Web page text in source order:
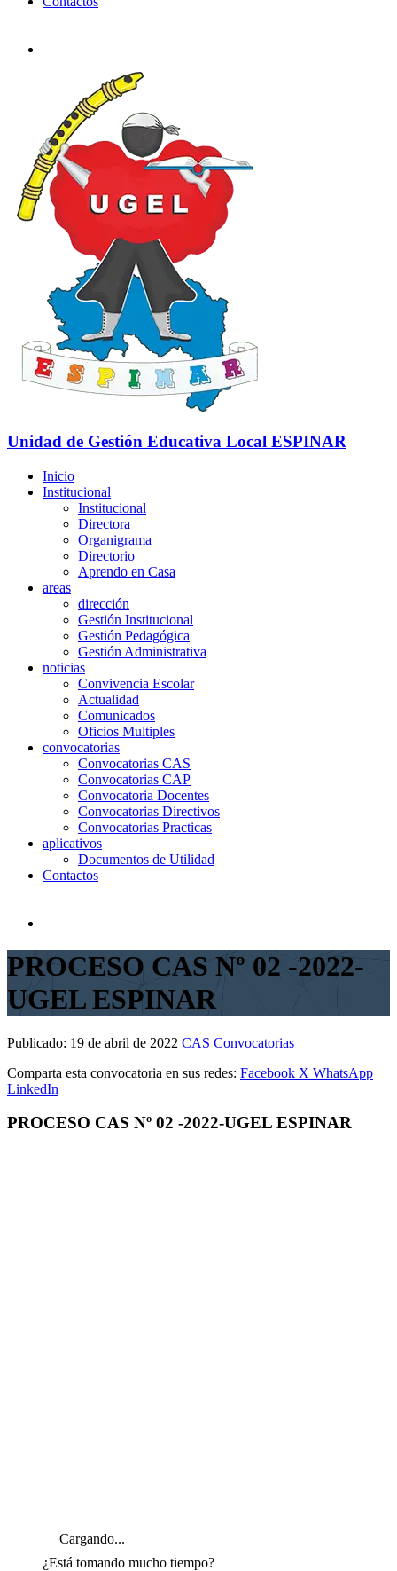
Unidad de Gestión Educativa Local ESPINAR
Inicio
Institucional
Institucional
Directora
Organigrama
Directorio
Aprendo en Casa
areas
dirección
Gestión Institucional
Gestión Pedagógica
Gestión Administrativa
noticias
Convivencia Escolar
Actualidad
Comunicados
Oficios Multiples
convocatorias
Convocatorias CAS
Convocatorias CAP
Convocatoria Docentes
Convocatorias Directivos
Convocatorias Practicas
aplicativos
Documentos de Utilidad
Contactos
PROCESO CAS Nº 02 -2022-
UGEL ESPINAR
Publicado: 19 de abril de 2022 CAS Convocatorias
Comparta esta convocatoria en sus redes: Facebook X WhatsApp
LinkedIn
PROCESO CAS Nº 02 -2022-UGEL ESPINAR
Cargando...
¿Está tomando mucho tiempo?